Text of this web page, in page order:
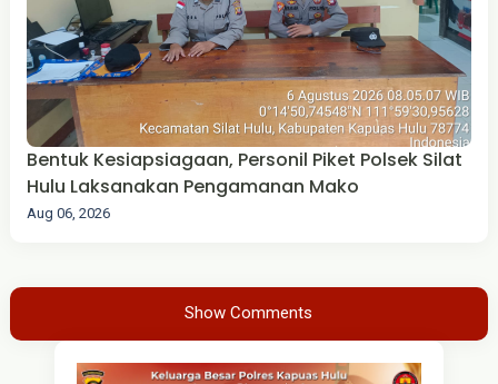
Bentuk Kesiapsiagaan, Personil Piket Polsek Silat
Hulu Laksanakan Pengamanan Mako
Aug 06, 2026
Show Comments